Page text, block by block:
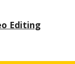
Editing